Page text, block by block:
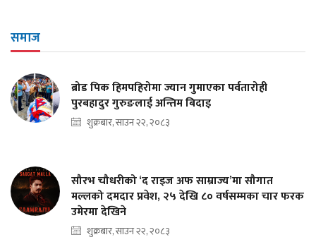
समाज
ब्रोड पिक हिमपहिरोमा ज्यान गुमाएका पर्वतारोही
पुरबहादुर गुरुङलाई अन्तिम बिदाइ
शुक्रबार, साउन २२, २०८३
सौरभ चौधरीको ‘द राइज अफ साम्राज्य’मा सौगात
मल्लको दमदार प्रवेश, २५ देखि ८० वर्षसम्मका चार फरक
उमेरमा देखिने
शुक्रबार, साउन २२, २०८३